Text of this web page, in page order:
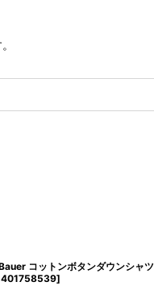
コットンボタンダウンシャツ
]